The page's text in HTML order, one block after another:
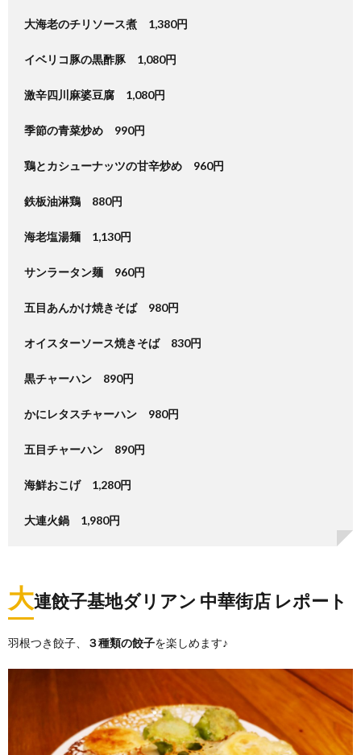
大海老のチリソース煮 1,380円
イベリコ豚の黒酢豚 1,080円
激辛四川麻婆豆腐 1,080円
季節の青菜炒め 990円
鶏とカシューナッツの甘辛炒め 960円
鉄板油淋鶏 880円
海老塩湯麺 1,130円
サンラータン麺 960円
五目あんかけ焼きそば 980円
オイスターソース焼きそば 830円
黒チャーハン 890円
かにレタスチャーハン 980円
五目チャーハン 890円
海鮮おこげ 1,280円
大連火鍋 1,980円
大連餃子基地ダリアン 中華街店 レポート
羽根つき餃子、 ３種類の餃子を楽しめます♪